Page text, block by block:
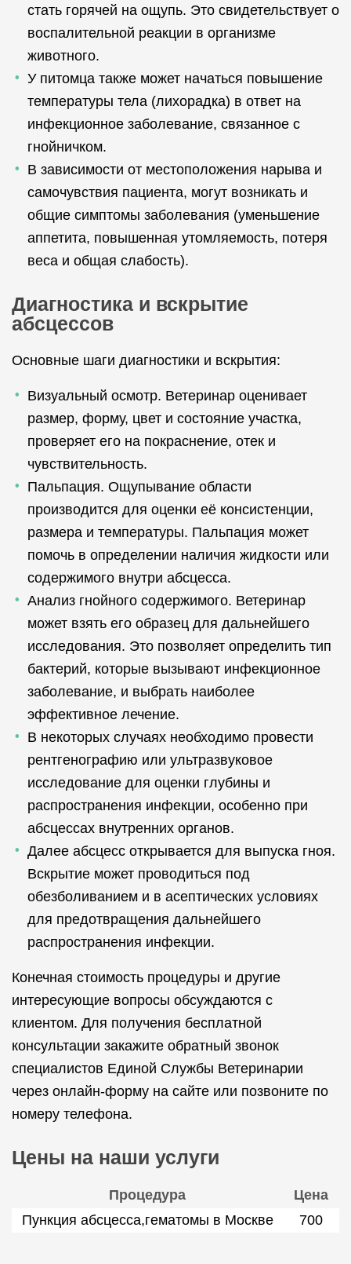
стать горячей на ощупь. Это свидетельствует о
воспалительной реакции в организме
животного.
У питомца также может начаться повышение
температуры тела (лихорадка) в ответ на
инфекционное заболевание, связанное с
гнойничком.
В зависимости от местоположения нарыва и
самочувствия пациента, могут возникать и
общие симптомы заболевания (уменьшение
аппетита, повышенная утомляемость, потеря
веса и общая слабость).
Диагностика и вскрытие
абсцессов
Основные шаги диагностики и вскрытия:
Визуальный осмотр. Ветеринар оценивает
размер, форму, цвет и состояние участка,
проверяет его на покраснение, отек и
чувствительность.
Пальпация. Ощупывание области
производится для оценки её консистенции,
размера и температуры. Пальпация может
помочь в определении наличия жидкости или
содержимого внутри абсцесса.
Анализ гнойного содержимого. Ветеринар
может взять его образец для дальнейшего
исследования. Это позволяет определить тип
бактерий, которые вызывают инфекционное
заболевание, и выбрать наиболее
эффективное лечение.
В некоторых случаях необходимо провести
рентгенографию или ультразвуковое
исследование для оценки глубины и
распространения инфекции, особенно при
абсцессах внутренних органов.
Далее абсцесс открывается для выпуска гноя.
Вскрытие может проводиться под
обезболиванием и в асептических условиях
для предотвращения дальнейшего
распространения инфекции.
Конечная стоимость процедуры и другие
интересующие вопросы обсуждаются с
клиентом. Для получения бесплатной
консультации закажите обратный звонок
специалистов Единой Службы Ветеринарии
через онлайн-форму на сайте или позвоните по
номеру телефона.
Цены на наши услуги
Процедура
Цена
Пункция абсцесса,гематомы в Москве
700